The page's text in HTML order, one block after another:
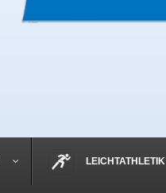
LEICHTATHLETIK